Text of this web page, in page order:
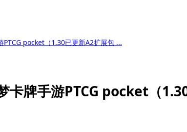
PTCG pocket（1.30已更新A2扩展包 ...
卡牌手游PTCG pocket（